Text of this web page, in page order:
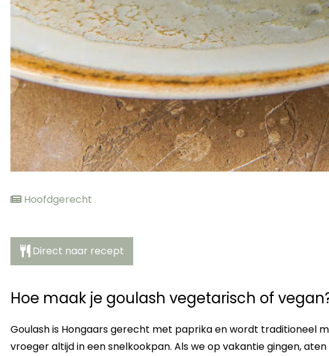
Hoofdgerecht
Direct naar recept
Hoe maak je goulash vegetarisch of
Goulash is Hongaars gerecht met paprika en wordt traditioneel
vroeger altijd in een snelkookpan. Als we op vakantie gingen,